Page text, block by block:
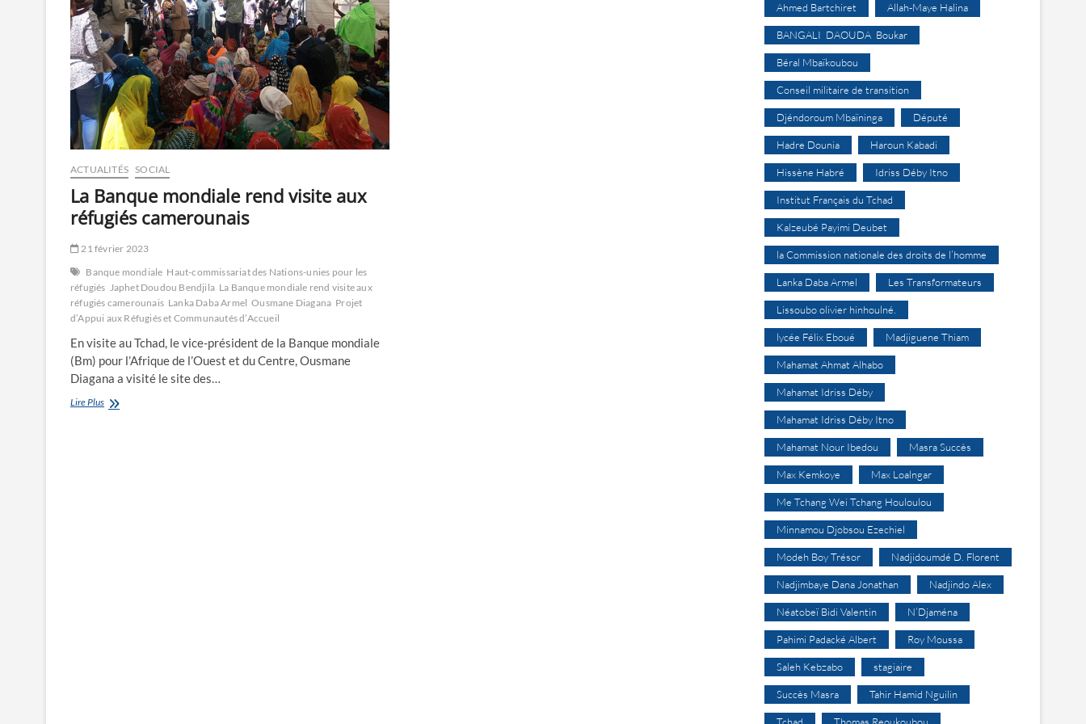
ACTUALITÉS SOCIAL
La Banque mondiale rend visite aux
réfugiés camerounais
21 février 2023
Banque mondiale Haut-commissariat des Nations-unies pour les
réfugiés Japhet Doudou Bendjila La Banque mondiale rend visite aux
réfugiés camerounais Lanka Daba Armel Ousmane Diagana Projet
d’Appui aux Réfugiés et Communautés d’Accueil
En visite au Tchad, le vice-président de la Banque mondiale
(Bm) pour l’Afrique de l’Ouest et du Centre, Ousmane
Diagana a visité le site des…
Lire PlusLa
Ahmed Bartchiret Allah-Maye Halina
BANGALI DAOUDA Boukar
Béral Mbaïkoubou
Conseil militaire de transition
Djéndoroum Mbaïninga Député
Hadre Dounia Haroun Kabadi
Hissène Habré Idriss Déby Itno
Institut Français du Tchad
Kalzeubé Payimi Deubet
la Commission nationale des droits de l’homme
Lanka Daba Armel Les Transformateurs
Lissoubo olivier hinhoulné.
lycée Félix Eboué Madjiguene Thiam
Mahamat Ahmat Alhabo
Mahamat Idriss Déby
Mahamat Idriss Déby Itno
Mahamat Nour Ibedou Masra Succès
Max Kemkoye Max Loalngar
Me Tchang Wei Tchang Houloulou
Minnamou Djobsou Ezechiel
Modeh Boy Trésor Nadjidoumdé D. Florent
Nadjimbaye Dana Jonathan Nadjindo Alex
Néatobeï Bidi Valentin N’Djaména
Pahimi Padacké Albert Roy Moussa
Saleh Kebzabo stagiaire
Succès Masra Tahir Hamid Nguilin